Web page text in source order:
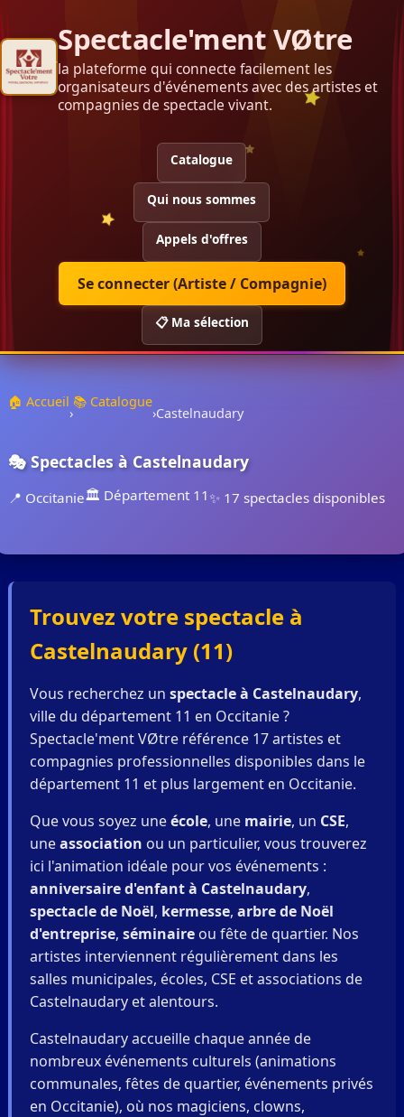
Spectacle'ment VØtre
la plateforme qui connecte facilement les
organisateurs d'événements avec des artistes et
compagnies de spectacle vivant.
Catalogue
Qui nous sommes
Appels d'offres
Se connecter (Artiste / Compagnie)
📋 Ma sélection
🏠 Accueil
›
📚 Catalogue
›Castelnaudary
🎭 Spectacles à Castelnaudary
📍 Occitanie🏛️ Département 11✨ 17 spectacles disponibles
Trouvez votre spectacle à
Castelnaudary (11)
Vous recherchez un spectacle à Castelnaudary,
ville du département 11 en Occitanie ?
Spectacle'ment VØtre référence 17 artistes et
compagnies professionnelles disponibles dans le
département 11 et plus largement en Occitanie.
Que vous soyez uneécole, une mairie, un CSE,
uneassociation ou un particulier, vous trouverez
ici l'animation idéale pour vos événements :
anniversaire d'enfant à Castelnaudary,
spectacle de Noël, kermesse, arbre de Noël
d'entreprise, séminaireou fête de quartier. Nos
artistes interviennent régulièrement dans les
salles municipales, écoles, CSE et associations de
Castelnaudary et alentours.
Castelnaudary accueille chaque année de
nombreux événements culturels (animations
communales, fêtes de quartier, événements privés
en Occitanie), où nos magiciens, clowns,